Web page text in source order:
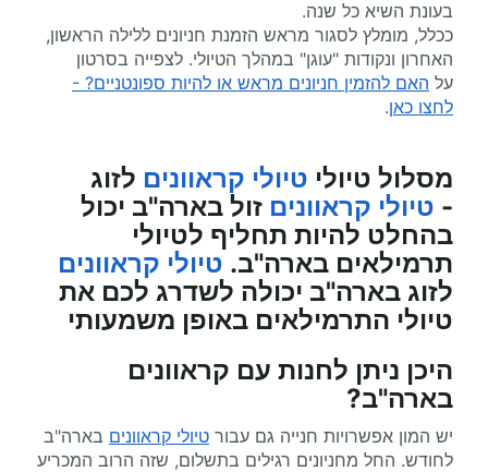
בעונת השיא כל שנה.
ככלל, מומלץ לסגור מראש הזמנת חניונים ללילה הראשון,
האחרון ונקודות "עוגן" במהלך הטיולי. לצפייה בסרטון
על האם להזמין חניונים מראש או להיות ספונטניים? -
לחצו כאן.
מסלול טיולי טיולי קראוונים לזוג
- טיולי קראוונים זול בארה"ב יכול
בהחלט להיות תחליף לטיולי
תרמילאים בארה"ב. טיולי קראוונים
לזוג בארה"ב יכולה לשדרג לכם את
טיולי התרמילאים באופן משמעותי
היכן ניתן לחנות עם קראוונים
בארה"ב?
יש המון אפשרויות חנייה גם עבור טיולי קראוונים בארה"ב
לחודש. החל מחניונים רגילים בתשלום, שזה הרוב המכריע